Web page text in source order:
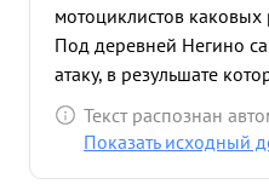
мотоциклистов
Под деревней Негино
атаку, в резульшате
уничтожено много
противотанковых
Текст распознан
Показать исходный